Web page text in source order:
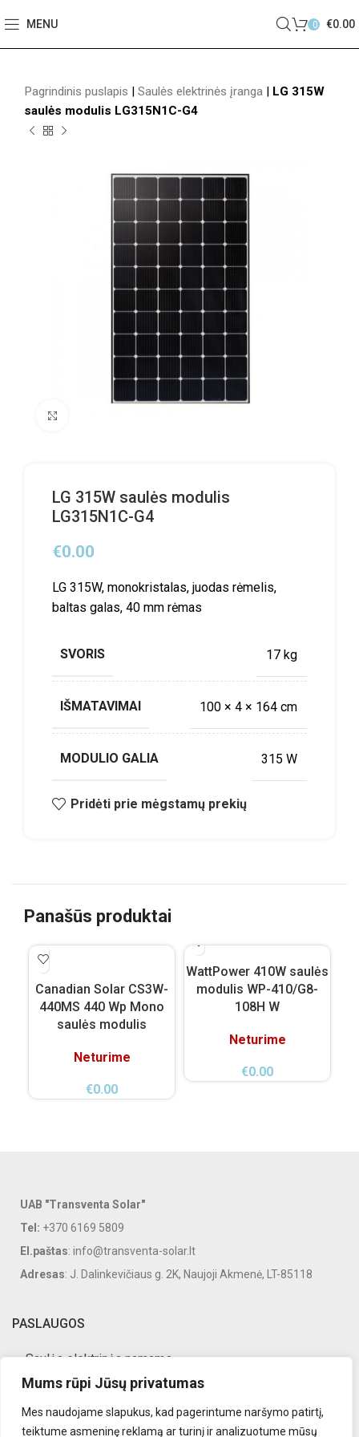
Mums rūpi Jūsų privatumas
Mes naudojame slapukus, kad pagerintume naršymo patirtį,
teiktume asmeninę reklamą ar turinį ir analizuotume mūsų
MENU 0 €0.00
Pagrindinis puslapis | Saulės elektrinės įranga | LG 315W
saulės modulis LG315N1C-G4
LG 315W saulės modulis
LG315N1C-G4
€0.00
LG 315W, monokristalas, juodas rėmelis,
baltas galas, 40 mm rėmas
SVORIS 17 kg
IŠMATAVIMAI 100 × 4 × 164 cm
MODULIO GALIA 315 W
Pridėti prie mėgstamų prekių
Panašūs produktai
Canadian Solar CS3W-
440MS 440 Wp Mono
saulės modulis
Neturime
€0.00
WattPower 410W saulės
modulis WP-410/G8-
108H W
Neturime
€0.00
UAB "Transventa Solar"
Tel: +370 6169 5809
El.paštas: info@transventa-solar.lt
Adresas: J. Dalinkevičiaus g. 2K, Naujoji Akmenė, LT-85118
PASLAUGOS
Saulės elektrinės namams
Saulės elektrinės verslui
Saulės elektrinių priežiūra